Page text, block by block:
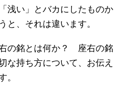
浅い」とバカにしたものか
と、それは違います。
の銘とは何か？ 座右の銘
な持ち方について、お伝え
。